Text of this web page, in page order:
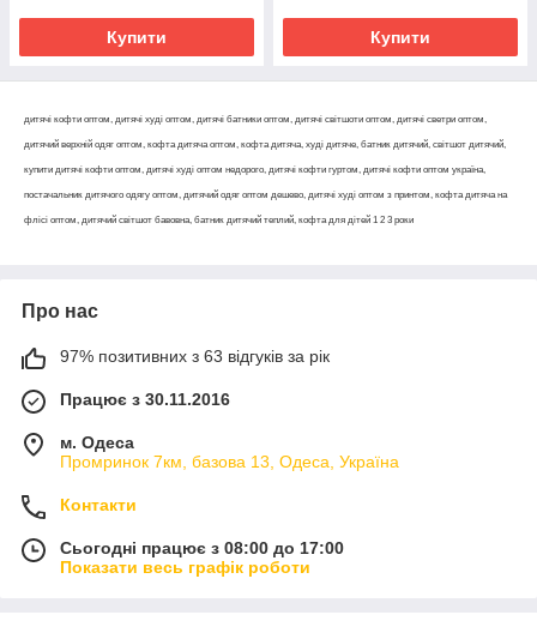
Купити Купити
дитячі кофти оптом, дитячі худі оптом, дитячі батники оптом, дитячі світшоти оптом, дитячі светри оптом,
дитячий верхній одяг оптом, кофта дитяча оптом, кофта дитяча, худі дитяче, батник дитячий, світшот дитячий,
купити дитячі кофти оптом, дитячі худі оптом недорого, дитячі кофти гуртом, дитячі кофти оптом україна,
постачальник дитячого одягу оптом, дитячий одяг оптом дешево, дитячі худі оптом з принтом, кофта дитяча на
флісі оптом, дитячий світшот бавовна, батник дитячий теплий, кофта для дітей 1 2 3 роки
Про нас
97% позитивних з 63 відгуків за рік
Працює з 30.11.2016
м. Одеса
Промринок 7км, базова 13, Одеса, Україна
Контакти
Сьогодні працює з 08:00 до 17:00
Показати весь графік роботи